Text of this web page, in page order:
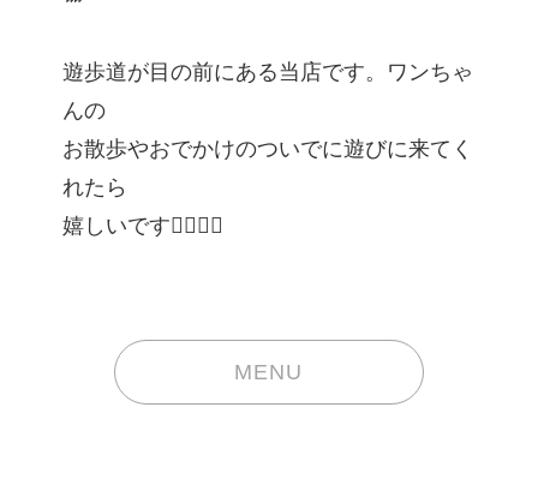
遊歩道が目の前にある当店です。ワンちゃ
んの
お散歩やおでかけのついでに遊びに来てく
れたら
嬉しいです🐕‍🦺🦮💓
MENU